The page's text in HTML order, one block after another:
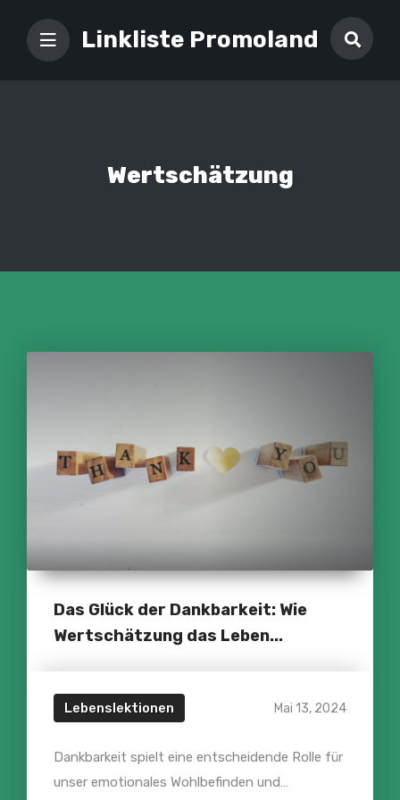
Linkliste Promoland
Wertschätzung
Das Glück der Dankbarkeit: Wie
Wertschätzung das Leben...
Lebenslektionen Mai 13, 2024
Dankbarkeit spielt eine entscheidende Rolle für
unser emotionales Wohlbefinden und